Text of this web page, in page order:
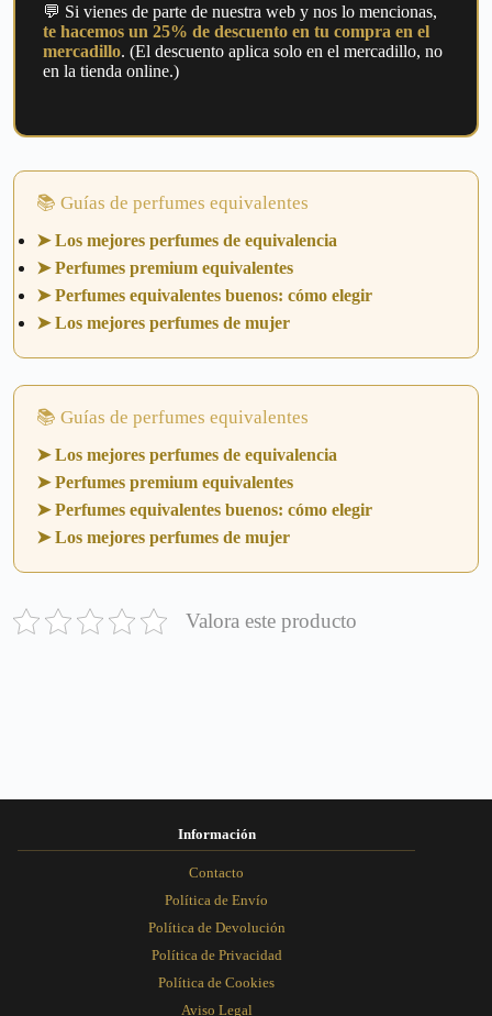
💬 Si vienes de parte de nuestra web y nos lo mencionas,
te hacemos un 25% de descuento en tu compra en el
mercadillo. (El descuento aplica solo en el mercadillo, no
en la tienda online.)
📚 Guías de perfumes equivalentes
➤ Los mejores perfumes de equivalencia
➤ Perfumes premium equivalentes
➤ Perfumes equivalentes buenos: cómo elegir
➤ Los mejores perfumes de mujer
📚 Guías de perfumes equivalentes
➤ Los mejores perfumes de equivalencia
➤ Perfumes premium equivalentes
➤ Perfumes equivalentes buenos: cómo elegir
➤ Los mejores perfumes de mujer
Valora este producto
Información
Contacto
Política de Envío
Política de Devolución
Política de Privacidad
Política de Cookies
Aviso Legal